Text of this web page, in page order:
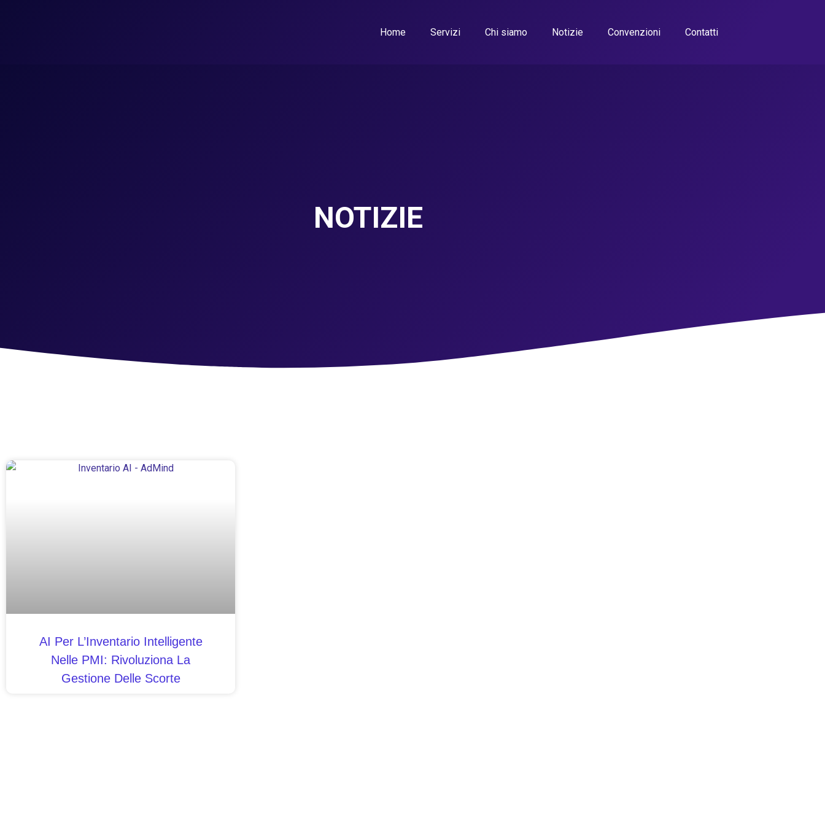
Home Servizi Chi siamo Notizie Convenzioni Contatti
NOTIZIE
AI Per L’Inventario Intelligente
Nelle PMI: Rivoluziona La
Gestione Delle Scorte